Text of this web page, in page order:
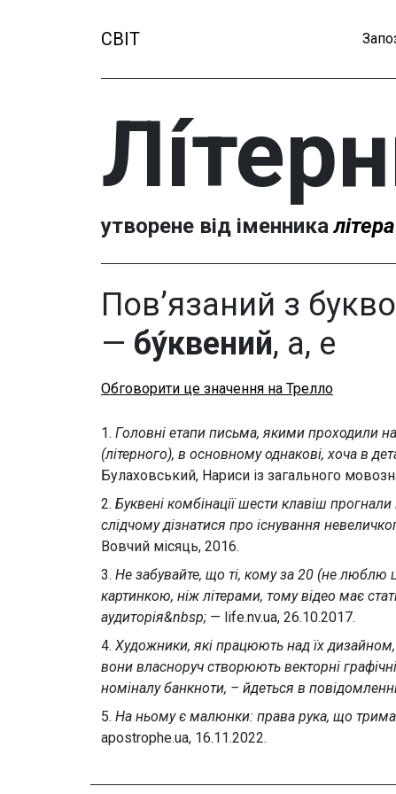
СВІТ
утворене від іменникалітера
Пов’язаний з
— бу́квений, а, е
Обговорити це значення на Трелло
1. Головні етапи письма, якими проходили
(літерного), в основному однакові, хоча в
Булаховський, Нариси із загального
2. Буквені комбінації шести клавіш
слідчому дізнатися про існування
Вовчий місяць, 2016.
3. Не забувайте, що ті, кому за 20 (не люблю
картинкою, ніж літерами, тому відео має
аудиторія&nbsp; — life.nv.ua, 26.10.2017.
4. Художники, які працюють над їх
вони власноруч створюють векторні
номіналу банкноти, – йдеться в
5. На ньому є малюнки: права рука, що
apostrophe.ua, 16.11.2022.